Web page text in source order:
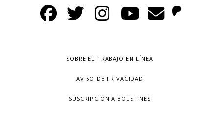
SOBRE EL TRABAJO EN LÍNEA
AVISO DE PRIVACIDAD
SUSCRIPCIÓN A BOLETINES